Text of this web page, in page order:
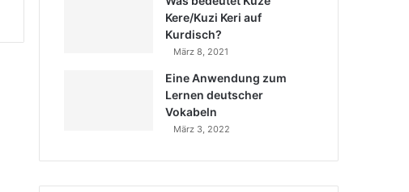
Kere/Kuzi Keri auf
Kurdisch?
März 8, 2021
Eine Anwendung zum
Lernen deutscher
Vokabeln
März 3, 2022